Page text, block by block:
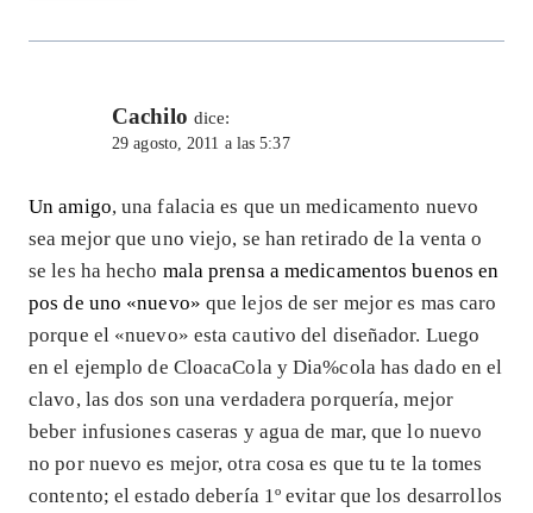
Cachilo dice:
29 agosto, 2011 a las 5:37
Un amigo, una falacia es que un medicamento nuevo
sea mejor que uno viejo, se han retirado de la venta o
se les ha hecho mala prensa a medicamentos buenos en
pos de uno «nuevo» que lejos de ser mejor es mas caro
porque el «nuevo» esta cautivo del diseñador. Luego
en el ejemplo de CloacaCola y Dia%cola has dado en el
clavo, las dos son una verdadera porquería, mejor
beber infusiones caseras y agua de mar, que lo nuevo
no por nuevo es mejor, otra cosa es que tu te la tomes
contento; el estado debería 1º evitar que los desarrollos